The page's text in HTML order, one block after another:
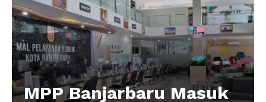
MPP Banjarbaru Masuk